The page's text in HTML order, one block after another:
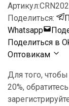
Артикул:
Поделиться:
Whatsapp
Поделиться в
Оптовикам
Для того,
20%,